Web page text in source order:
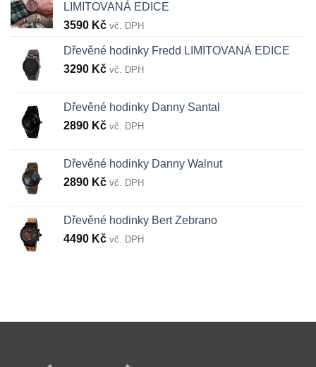
LIMITOVANÁ EDICE
3590 Kč vč. DPH
Dřevěné hodinky Fredd LIMITOVANÁ EDICE
3290 Kč vč. DPH
Dřevěné hodinky Danny Santal
2890 Kč vč. DPH
Dřevěné hodinky Danny Walnut
2890 Kč vč. DPH
Dřevěné hodinky Bert Zebrano
4490 Kč vč. DPH